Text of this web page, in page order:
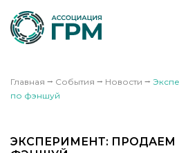
Главная ⭢ События ⭢ Новости ⭢
по фэншуй
ЭКСПЕРИМЕНТ: ПРОДАЕМ